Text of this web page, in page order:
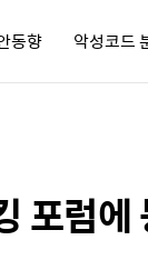
동향 악성코드
포럼에